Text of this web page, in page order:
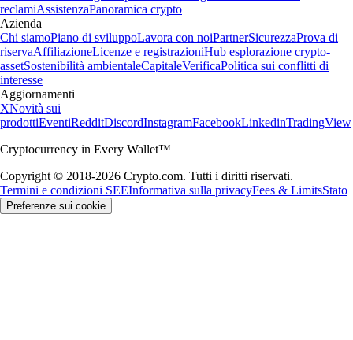
reclamiAssistenzaPanoramica crypto
Azienda
Chi siamoPiano di sviluppoLavora con noiPartnerSicurezzaProva di
riservaAffiliazioneLicenze e registrazioniHub esplorazione crypto-
assetSostenibilità ambientaleCapitaleVerificaPolitica sui conflitti di
interesse
Aggiornamenti
XNovità sui
prodottiEventiRedditDiscordInstagramFacebookLinkedinTradingView
Cryptocurrency in Every Wallet™
Copyright © 2018-2026 Crypto.com. Tutti i diritti riservati.
Termini e condizioni SEEInformativa sulla privacyFees & LimitsStato
Preferenze sui cookie